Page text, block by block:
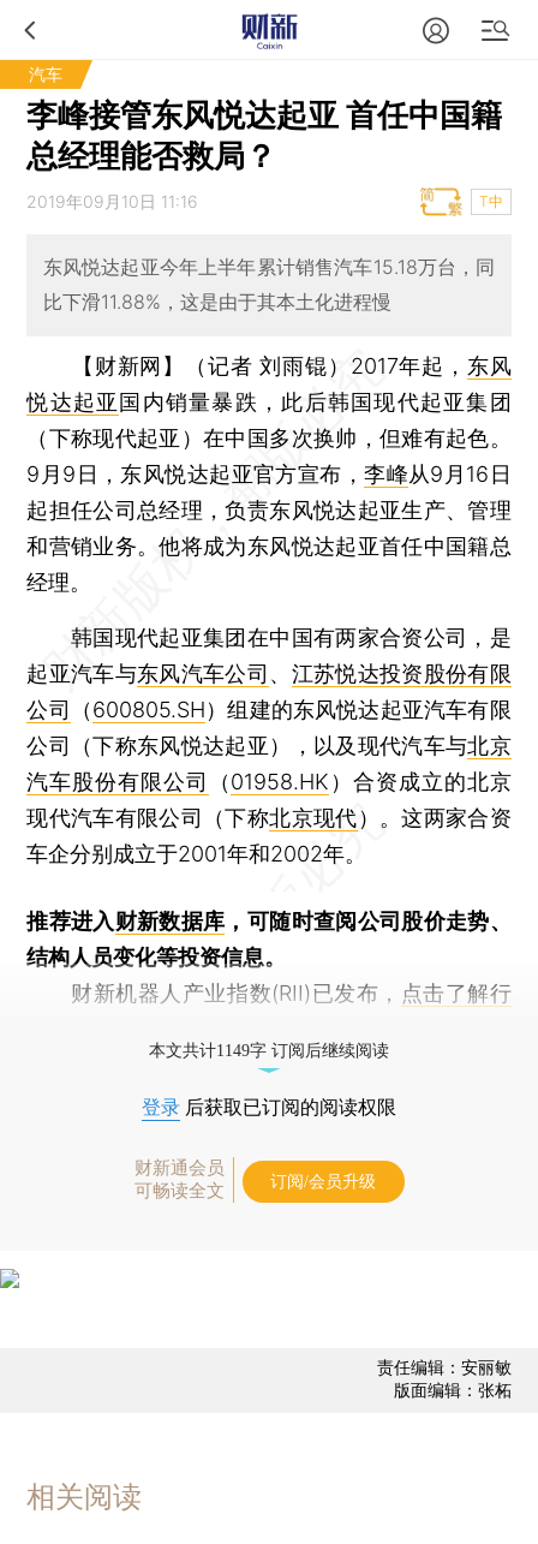
汽车
李峰接管东风悦达起亚 首任中国籍
总经理能否救局？
2019年09月10日 11:16 T中
东风悦达起亚今年上半年累计销售汽车15.18万台，同
比下滑11.88%，这是由于其本土化进程慢
【财新网】（记者 刘雨锟） 2017年起， 东风
悦达起亚 国内销量暴跌，此后韩国现代起亚集团
（下称现代起亚）在中国多次换帅，但难有起色。
9月9日，东风悦达起亚官方宣布，李峰从9月16日
起担任公司总经理，负责东风悦达起亚生产、管理
和营销业务。他将成为东风悦达起亚首任中国籍总
经理。
韩国现代起亚集团在中国有两家合资公司，是
起亚汽车与东风汽车公司 、 江苏悦达投资股份有限
公司
（600805.SH）组建的东风悦达起亚汽车有限
公司（下称东风悦达起亚），以及现代汽车与北京
汽车股份有限公司
（01958.HK ）合资成立的北京
现代汽车有限公司（下称北京现代）。这两家合资
车企分别成立于2001年和2002年。
推荐进入财新数据库 ，可随时查阅公司股价走势、
结构人员变化等投资信息。
财新机器人产业指数(RII)已发布， 点击了解行
本文共计1149字 订阅后继续阅读
登录 后获取已订阅的阅读权限
财新通会员
可畅读全文
订阅/会员升级
责任编辑：安丽敏
版面编辑：张柘
相关阅读